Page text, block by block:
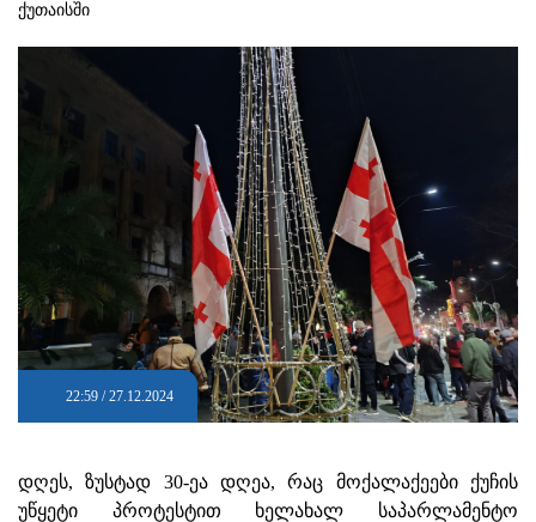
ქუთაისში
22:59 / 27.12.2024
დღეს, ზუსტად 30-ეა დღეა, რაც მოქალაქეები ქუჩის
უწყეტი პროტესტით ხელახალ საპარლამენტო